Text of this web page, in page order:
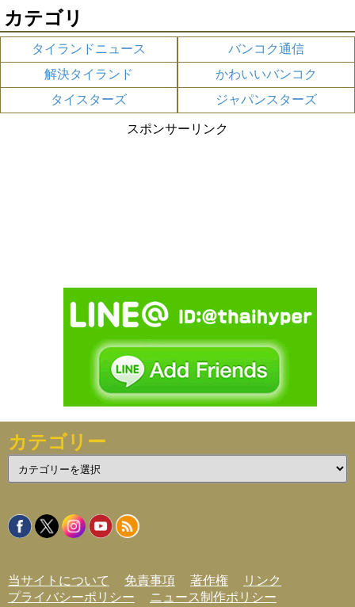
カテゴリ
タイランドニュース
バンコク通信
解決タイランド
かわいいバンコク
タイスターズ
ジャパンスターズ
スポンサーリンク
カテゴリー
テ
リ
ー
当サイトについて 免責事項 著作権
リンク
プライバシーポリシー
ニュース制作ポリシー